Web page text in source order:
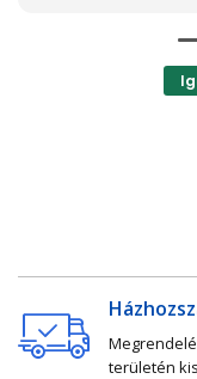
területén